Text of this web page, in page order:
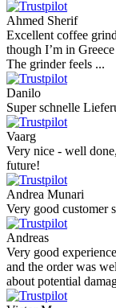
Ahmed Sherif
Excellent coffee
though I’m in
The grinder feels ...
Danilo
Super schnelle
Vaarg
Very nice - well
future!
Andrea Munari
Very good customer
Andreas
Very good
and the order was
about potential